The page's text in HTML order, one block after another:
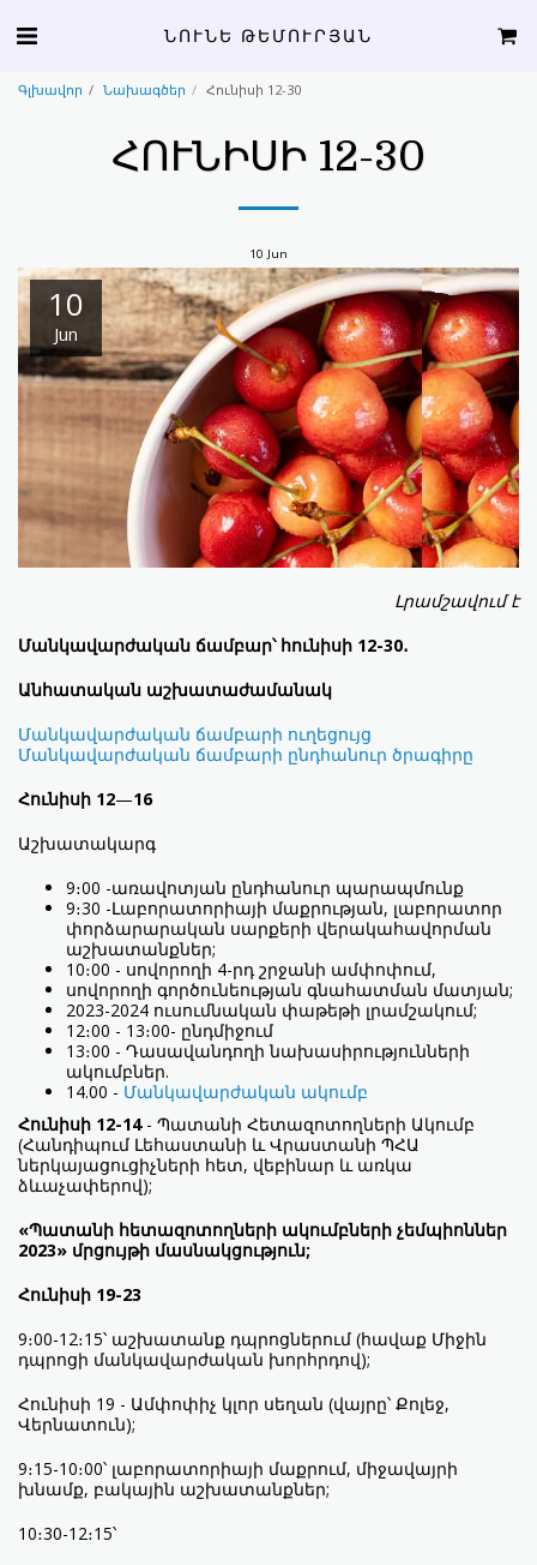
ՆՈՒՆԵ ԹԵՄՈՒՐՅԱՆ
Գլխավոր Նախագծեր Հունիսի 12-30
ՀՈՒՆԻՍԻ 12-30
10 Jun
10
Jun
Լրամշավում է
Մանկավարժական ճամբար՝ հունիսի 12-30․
Անհատական աշխատաժամանակ
Մանկավարժական ճամբարի ուղեցույց
Մանկավարժական ճամբարի ընդհանուր ծրագիրը
Հունիսի 12—16
Աշխատակարգ
9։00 -առավոտյան ընդհանուր պարապմունք
9։30 -Լաբորատորիայի մաքրության, լաբորատոր
փորձարարական սարքերի վերակահավորման
աշխատանքներ;
10։00 - սովորողի 4-րդ շրջանի ամփոփում,
սովորողի գործունեության գնահատման մատյան;
2023-2024 ուսումնական փաթեթի լրամշակում;
12։00 - 13։00- ընդմիջում
13։00 - Դասավանդողի նախասիրությունների
ակումբներ.
14.00 - Մանկավարժական ակումբ
Հունիսի 12-14- Պատանի Հետազոտողների Ակումբ
(Հանդիպում Լեհաստանի և Վրաստանի ՊՀԱ
ներկայացուցիչների հետ, վեբինար և առկա
ձևաչափերով);
«Պատանի հետազոտողների ակումբների չեմպիոններ
2023» մրցույթի մասնակցություն;
Հունիսի 19-23
9։00-12։15՝ աշխատանք դպրոցներում (հավաք Միջին
դպրոցի մանկավարժական խորհրդով);
Հունիսի 19 - Ամփոփիչ կլոր սեղան (վայրը՝ Քոլեջ,
Վերնատուն);
9։15-10։00՝ լաբորատորիայի մաքրում, միջավայրի
խնամք, բակային աշխատանքներ;
10։30-12։15՝